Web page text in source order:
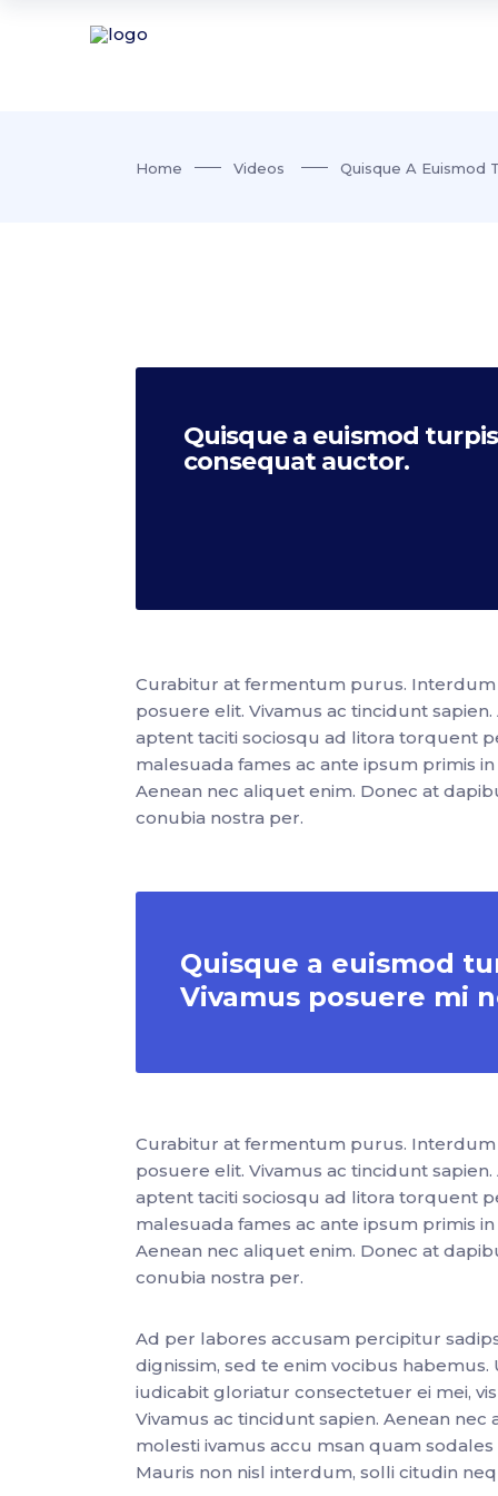
Home Videos Quisque A Euismod
Quisque a euismod
consequat auctor.
Curabitur at fermentum purus. Interdum
posuere elit. Vivamus ac tincidunt
aptent taciti sociosqu ad litora torquent
malesuada fames ac ante ipsum primis
Aenean nec aliquet enim. Donec at
conubia nostra per.
Quisque a euismod
Vivamus posuere mi
Curabitur at fermentum purus. Interdum
posuere elit. Vivamus ac tincidunt
aptent taciti sociosqu ad litora torquent
malesuada fames ac ante ipsum primis
Aenean nec aliquet enim. Donec at
conubia nostra per.
Ad per labores accusam percipitur
dignissim, sed te enim vocibus
iudicabit gloriatur consectetuer ei mei,
Vivamus ac tincidunt sapien. Aenean
molesti ivamus accu msan quam
Mauris non nisl interdum, solli citudin